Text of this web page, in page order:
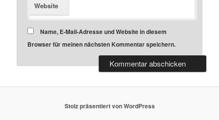
Website
Name, E-Mail-Adresse und Website in diesem
Browser für meinen nächsten Kommentar speichern.
Stolz präsentiert von WordPress